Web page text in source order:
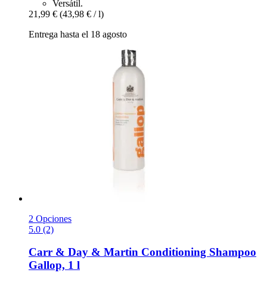
Versátil.
21,99 € (43,98 € / l)
Entrega hasta el 18 agosto
2 Opciones
5.0 (2)
Carr & Day & Martin Conditioning Shampoo
Gallop, 1 l